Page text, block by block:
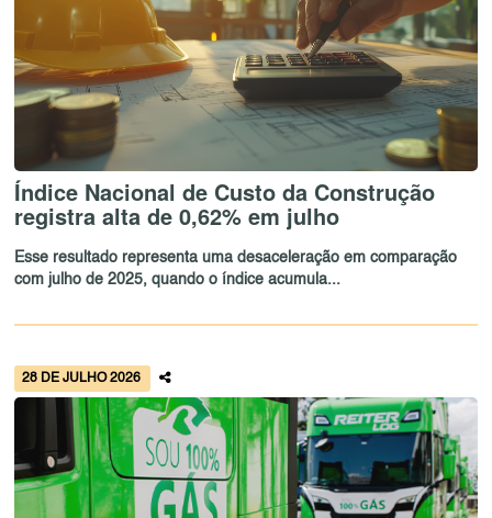
Índice Nacional de Custo da Construção
registra alta de 0,62% em julho
Esse resultado representa uma desaceleração em comparação
com julho de 2025, quando o índice acumula...
28 DE JULHO 2026